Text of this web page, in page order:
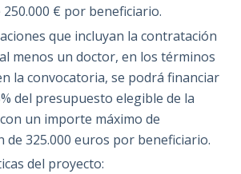
250.000 € por beneficiario.
que incluyan la contratación
menos un doctor, en los términos
la convocatoria, se podrá financiar
del presupuesto elegible de la
un importe máximo de
de 325.000 euros por beneficiario.
del proyecto: